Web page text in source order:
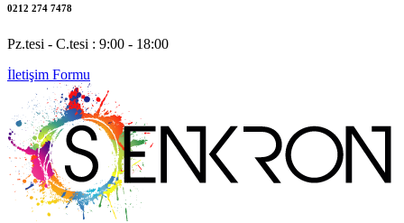
0212 274 7478
Pz.tesi - C.tesi : 9:00 - 18:00
İletişim Formu